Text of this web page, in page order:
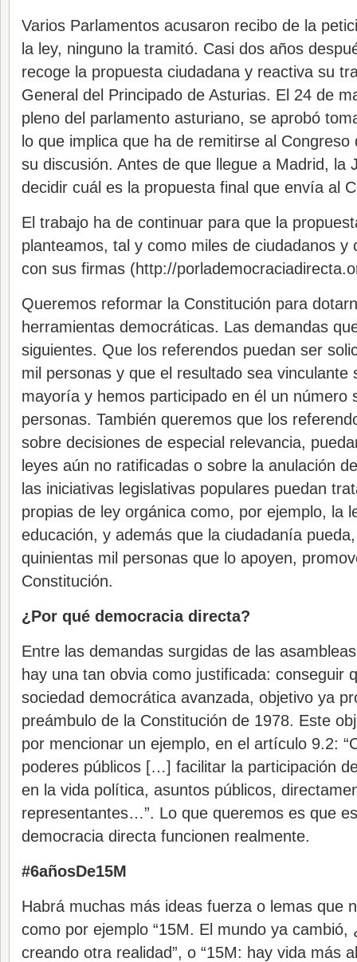
Varios Parlamentos acusaron recibo de la
la ley, ninguno la tramitó. Casi dos años
recoge la propuesta ciudadana y reactiva su
General del Principado de Asturias. El 24 de
pleno del parlamento asturiano, se aprobó
lo que implica que ha de remitirse al
su discusión. Antes de que llegue a Madrid, la
decidir cuál es la propuesta final que envía al
El trabajo ha de continuar para que la
planteamos, tal y como miles de ciudadanos y
con sus firmas (http://
Queremos reformar la Constitución para
herramientas democráticas. Las demandas
siguientes. Que los referendos puedan ser
mil personas y que el resultado sea vinculante
mayoría y hemos participado en él un número
personas. También queremos que los
sobre decisiones de especial relevancia,
leyes aún no ratificadas o sobre la anulación
las iniciativas legislativas populares puedan
propias de ley orgánica como, por ejemplo, la
educación, y además que la ciudadanía
quinientas mil personas que lo apoyen,
Constitución.
¿Por qué democracia directa?
Entre las demandas surgidas de las
hay una tan obvia como justificada: conseguir
sociedad democrática avanzada, objetivo ya
preámbulo de la Constitución de 1978. Este
por mencionar un ejemplo, en el artículo 9.2:
poderes públicos […] facilitar la participación
en la vida política, asuntos públicos,
representantes…”. Lo que queremos es que
democracia directa funcionen realmente.
#6añosDe15M
Habrá muchas más ideas fuerza o lemas que
como por ejemplo “15M. El mundo ya cambió,
creando otra realidad”, o “15M: hay vida más